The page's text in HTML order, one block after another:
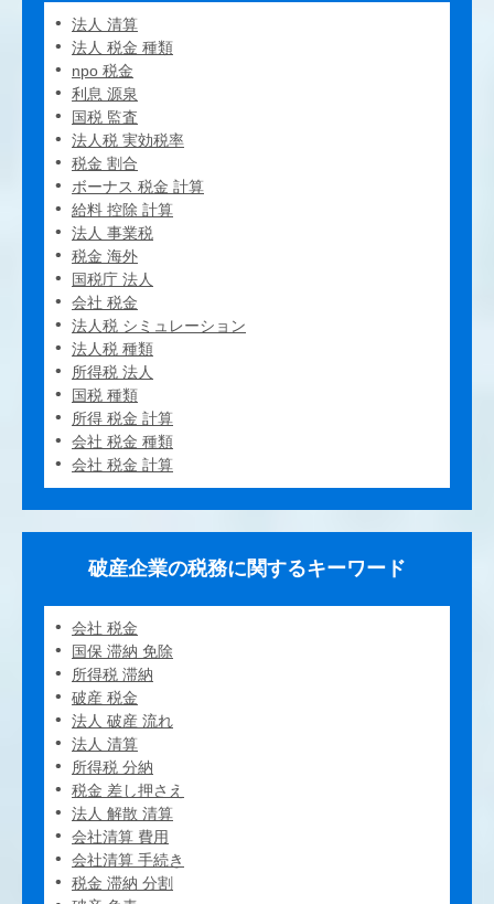
法人 清算
法人 税金 種類
npo 税金
利息 源泉
国税 監査
法人税 実効税率
税金 割合
ボーナス 税金 計算
給料 控除 計算
法人 事業税
税金 海外
国税庁 法人
会社 税金
法人税 シミュレーション
法人税 種類
所得税 法人
国税 種類
所得 税金 計算
会社 税金 種類
会社 税金 計算
破産企業の税務に関するキーワード
会社 税金
国保 滞納 免除
所得税 滞納
破産 税金
法人 破産 流れ
法人 清算
所得税 分納
税金 差し押さえ
法人 解散 清算
会社清算 費用
会社清算 手続き
税金 滞納 分割